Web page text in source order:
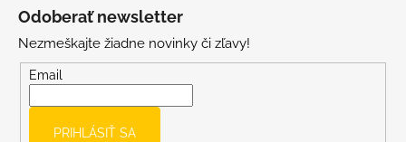
Odoberať newsletter
Nezmeškajte žiadne novinky či zľavy!
Email
PRIHLÁSIŤ SA